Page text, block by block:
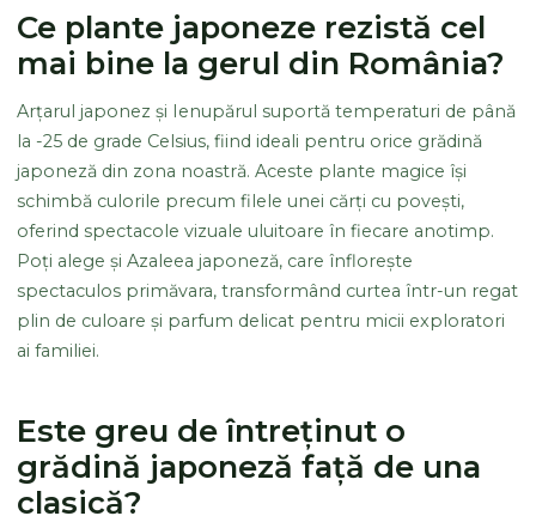
Ce plante japoneze rezistă cel
mai bine la gerul din România?
Arțarul japonez și Ienupărul suportă temperaturi de până
la -25 de grade Celsius, fiind ideali pentru orice grădină
japoneză din zona noastră. Aceste plante magice își
schimbă culorile precum filele unei cărți cu povești,
oferind spectacole vizuale uluitoare în fiecare anotimp.
Poți alege și Azaleea japoneză, care înflorește
spectaculos primăvara, transformând curtea într-un regat
plin de culoare și parfum delicat pentru micii exploratori
ai familiei.
Este greu de întreținut o
grădină japoneză față de una
clasică?